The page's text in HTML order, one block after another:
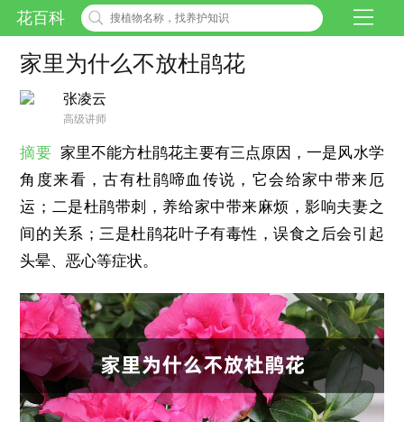
花百科
家里为什么不放杜鹃花
张凌云
高级讲师
摘要 家里不能方杜鹃花主要有三点原因，一是风水学
角度来看，古有杜鹃啼血传说，它会给家中带来厄
运；二是杜鹃带刺，养给家中带来麻烦，影响夫妻之
间的关系；三是杜鹃花叶子有毒性，误食之后会引起
头晕、恶心等症状。